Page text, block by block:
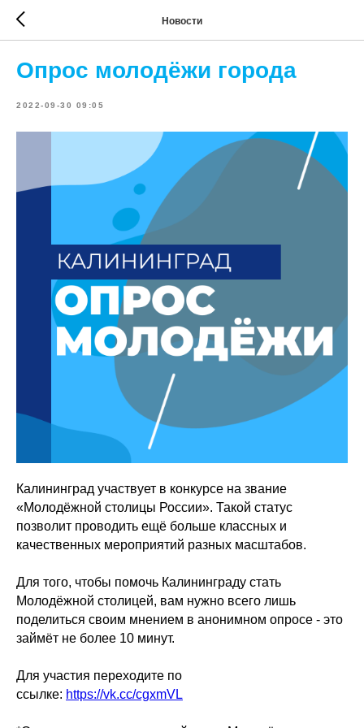
Новости
Опрос молодёжи города
2022-09-30 09:05
Калининград участвует в конкурсе на звание
«Молодёжной столицы России». Такой статус
позволит проводить ещё больше классных и
качественных мероприятий разных масштабов.
Для того, чтобы помочь Калининграду стать
Молодёжной столицей, вам нужно всего лишь
поделиться своим мнением в анонимном опросе - это
займёт не более 10 минут.
Для участия переходите по
ссылке: https://vk.cc/cgxmVL